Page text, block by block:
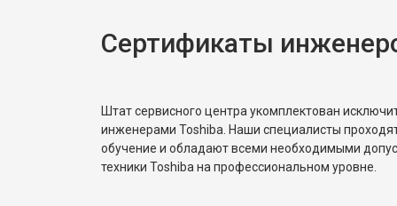
Сертификаты
Штат сервисного центра укомплектован
инженерами Toshiba. Наши специалисты
обучение и обладают всеми необходимыми
техники Toshiba на профессиональном уровне.